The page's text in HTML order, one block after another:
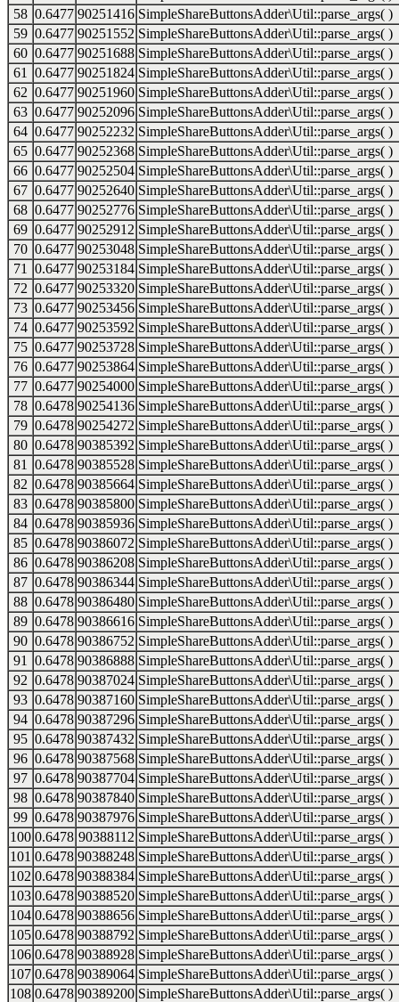
58 0.6477 90251416 SimpleShareButtonsAdder\Util::parse_args( )
59 0.6477 90251552 SimpleShareButtonsAdder\Util::parse_args( )
60 0.6477 90251688 SimpleShareButtonsAdder\Util::parse_args( )
61
0.6477 90251824 SimpleShareButtonsAdder\Util::parse_args( )
62 0.6477 90251960 SimpleShareButtonsAdder\Util::parse_args( )
63 0.6477 90252096 SimpleShareButtonsAdder\Util::parse_args( )
64 0.6477 90252232 SimpleShareButtonsAdder\Util::parse_args( )
65 0.6477 90252368 SimpleShareButtonsAdder\Util::parse_args( )
66 0.6477 90252504 SimpleShareButtonsAdder\Util::parse_args( )
67 0.6477 90252640 SimpleShareButtonsAdder\Util::parse_args( )
68 0.6477 90252776 SimpleShareButtonsAdder\Util::parse_args( )
69 0.6477 90252912 SimpleShareButtonsAdder\Util::parse_args( )
70 0.6477 90253048 SimpleShareButtonsAdder\Util::parse_args( )
71
0.6477 90253184 SimpleShareButtonsAdder\Util::parse_args( )
72 0.6477 90253320 SimpleShareButtonsAdder\Util::parse_args( )
73 0.6477 90253456 SimpleShareButtonsAdder\Util::parse_args( )
74 0.6477 90253592 SimpleShareButtonsAdder\Util::parse_args( )
75 0.6477 90253728 SimpleShareButtonsAdder\Util::parse_args( )
76 0.6477 90253864 SimpleShareButtonsAdder\Util::parse_args( )
77 0.6477 90254000 SimpleShareButtonsAdder\Util::parse_args( )
78 0.6478 90254136 SimpleShareButtonsAdder\Util::parse_args( )
79 0.6478 90254272 SimpleShareButtonsAdder\Util::parse_args( )
80 0.6478 90385392 SimpleShareButtonsAdder\Util::parse_args( )
81
0.6478 90385528 SimpleShareButtonsAdder\Util::parse_args( )
82 0.6478 90385664 SimpleShareButtonsAdder\Util::parse_args( )
83 0.6478 90385800 SimpleShareButtonsAdder\Util::parse_args( )
84 0.6478 90385936 SimpleShareButtonsAdder\Util::parse_args( )
85 0.6478 90386072 SimpleShareButtonsAdder\Util::parse_args( )
86 0.6478 90386208 SimpleShareButtonsAdder\Util::parse_args( )
87 0.6478 90386344 SimpleShareButtonsAdder\Util::parse_args( )
88 0.6478 90386480 SimpleShareButtonsAdder\Util::parse_args( )
89 0.6478 90386616 SimpleShareButtonsAdder\Util::parse_args( )
90 0.6478 90386752 SimpleShareButtonsAdder\Util::parse_args( )
91
0.6478 90386888 SimpleShareButtonsAdder\Util::parse_args( )
92 0.6478 90387024 SimpleShareButtonsAdder\Util::parse_args( )
93 0.6478 90387160 SimpleShareButtonsAdder\Util::parse_args( )
94 0.6478 90387296 SimpleShareButtonsAdder\Util::parse_args( )
95 0.6478 90387432 SimpleShareButtonsAdder\Util::parse_args( )
96 0.6478 90387568 SimpleShareButtonsAdder\Util::parse_args( )
97 0.6478 90387704 SimpleShareButtonsAdder\Util::parse_args( )
98 0.6478 90387840 SimpleShareButtonsAdder\Util::parse_args( )
99 0.6478 90387976 SimpleShareButtonsAdder\Util::parse_args( )
100 0.6478 90388112 SimpleShareButtonsAdder\Util::parse_args( )
101 0.6478 90388248 SimpleShareButtonsAdder\Util::parse_args( )
102 0.6478 90388384 SimpleShareButtonsAdder\Util::parse_args( )
103 0.6478 90388520 SimpleShareButtonsAdder\Util::parse_args( )
104 0.6478 90388656 SimpleShareButtonsAdder\Util::parse_args( )
105 0.6478 90388792 SimpleShareButtonsAdder\Util::parse_args( )
106 0.6478 90388928 SimpleShareButtonsAdder\Util::parse_args( )
107 0.6478 90389064 SimpleShareButtonsAdder\Util::parse_args( )
108 0.6478 90389200 SimpleShareButtonsAdder\Util::parse_args( )